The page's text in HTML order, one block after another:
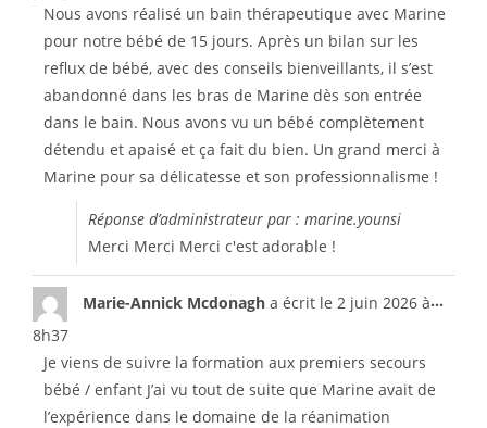
Nous avons réalisé un bain thérapeutique avec Marine
pour notre bébé de 15 jours. Après un bilan sur les
reflux de bébé, avec des conseils bienveillants, il s’est
abandonné dans les bras de Marine dès son entrée
dans le bain. Nous avons vu un bébé complètement
détendu et apaisé et ça fait du bien. Un grand merci à
Marine pour sa délicatesse et son professionnalisme !
Réponse d’administrateur par : marine.younsi
Merci Merci Merci c'est adorable !
Marie-Annick Mcdonagh a écrit le 2 juin 2026 à
8h37
Je viens de suivre la formation aux premiers secours
bébé / enfant J’ai vu tout de suite que Marine avait de
l’expérience dans le domaine de la réanimation
...